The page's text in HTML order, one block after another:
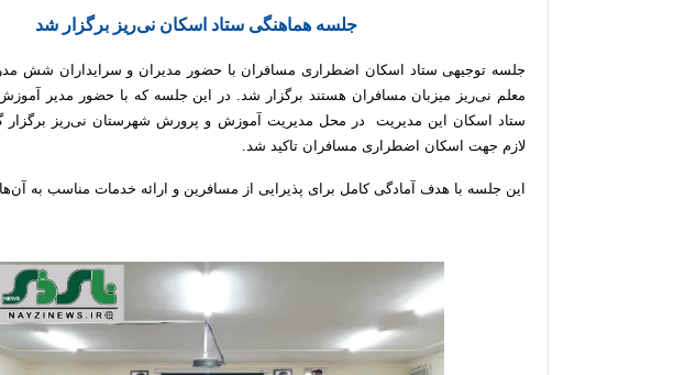
جلسه هماهنگی ستاد اسکان نی‌ریز برگزار شد
جلسه توجیهی ستاد اسکان اضطراری مسافران با حضور مدیران و سرایداران شش
معلم نی‌ریز میزبان مسافران هستند برگزار شد. در این جلسه که با حضور مدیر
ستاد اسکان این مدیریت در محل مدیریت آموزش و پرورش شهرستان نی‌ریز برگزار
لازم جهت اسکان اضطراری مسافران تاکید شد.
این جلسه با هدف آمادگی کامل برای پذیرایی از مسافرین و ارائه خدمات مناسب به